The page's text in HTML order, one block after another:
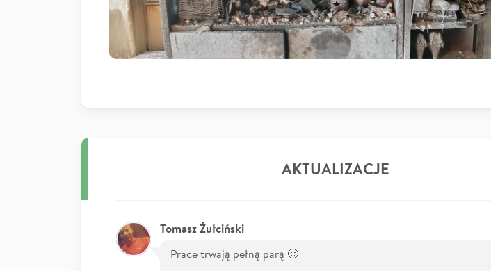
AKTUALIZACJE
Tomasz Żułciński
Prace trwają pełną parą 🙂